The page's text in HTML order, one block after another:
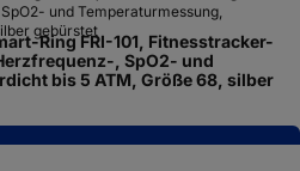
Ring FRI-101, Fitnesstracker-
, SpO2- und
bis 5 ATM, Größe 68, silber